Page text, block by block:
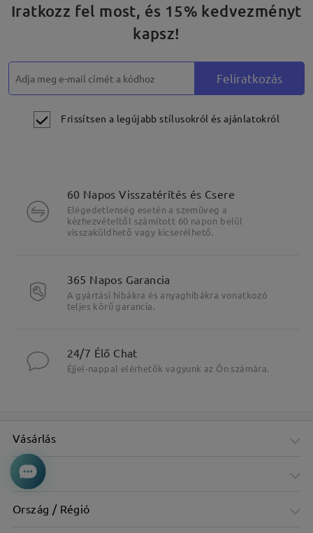
Iratkozz fel most, és 15% kedvezményt
kapsz!
Feliratkozás
Frissítsen a legújabb stílusokról és ajánlatokról
60 Napos Visszatérítés és Csere
Elégedetlenség esetén a szemüveg a
kézhezvételtől számított 60 napon belül
visszaküldhető vagy kicserélhető.
365 Napos Garancia
A gyártási hibákra és anyaghibákra vonatkozó
teljes körű garancia.
24/7 Élő Chat
Éjjel-nappal elérhetők vagyunk az Ön számára.
Vásárlás
Cég
Ország / Régió